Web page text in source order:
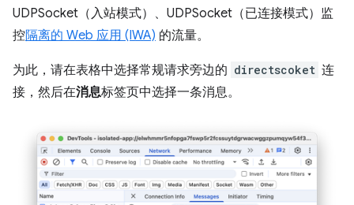
UDPSocket（入站模式）、UDPSocket（已连接模式）监
控隔离的 Web 应用 (IWA) 的流量。
为此，请在表格中选择常规请求旁边的 directscoket 连
接，然后在消息标签页中选择一条消息。